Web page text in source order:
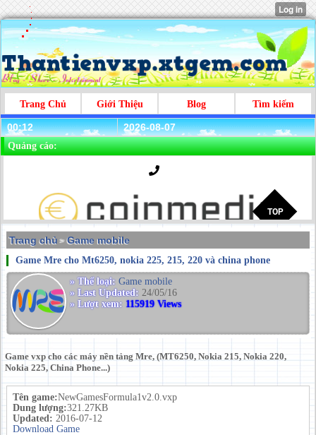
Trang Chủ Giới Thiệu Blog Tìm kiếm
00:12 2026-08-07
Quảng cáo:
Trang chủ >Game mobile
Game Mre cho Mt6250, nokia 225, 215, 220 và china phone
» Thể loại: Game mobile
» Last Updated: 24/05/16
» Lượt xem: 115919 Views
Game vxp cho các máy nền tảng Mre, (MT6250, Nokia 215, Nokia 220,
Nokia 225, China Phone...)
Tên game:NewGamesFormula1v2.0.vxp
Dung lượng:321.27KB
Updated: 2016-07-12
Download Game